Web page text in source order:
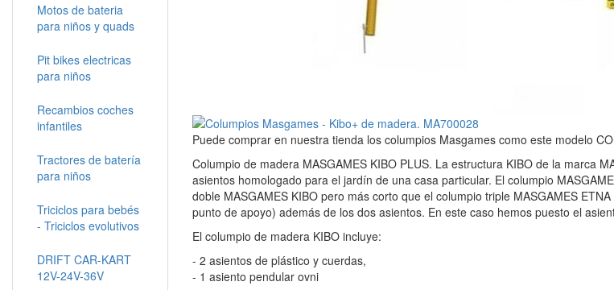
Puede comprar en nuestra tienda los columpios Masgames como este modelo
Columpio de madera MASGAMES KIBO PLUS. La estructura KIBO de la marca
asientos homologado para el jardín de una casa particular. El columpio
doble MASGAMES KIBO pero más corto que el columpio triple MASGAMES
punto de apoyo) además de los dos asientos. En este caso hemos puesto el
El columpio de madera KIBO incluye:
- 2 asientos de plástico y cuerdas,
- 1 asiento pendular ovni
Motos de bateria
para niños y quads
Pit bikes electricas
para niños
Recambios coches
infantiles
Tractores de batería
para niños
Triciclos para bebés
- Triciclos evolutivos
DRIFT CAR-KART
12V-24V-36V